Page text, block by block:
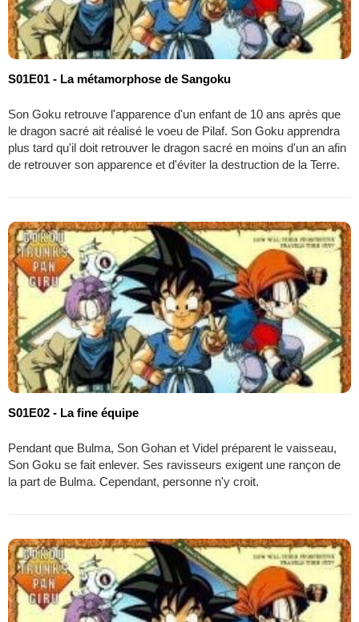
S01E01 - La métamorphose de Sangoku
Son Goku retrouve l'apparence d'un enfant de 10 ans après que
le dragon sacré ait réalisé le voeu de Pilaf. Son Goku apprendra
plus tard qu'il doit retrouver le dragon sacré en moins d'un an afin
de retrouver son apparence et d'éviter la destruction de la Terre.
S01E02 - La fine équipe
Pendant que Bulma, Son Gohan et Videl préparent le vaisseau,
Son Goku se fait enlever. Ses ravisseurs exigent une rançon de
la part de Bulma. Cependant, personne n'y croit.